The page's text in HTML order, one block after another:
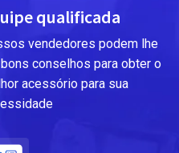
qualificada
vendedores podem lhe
conselhos para obter o
acessório para sua